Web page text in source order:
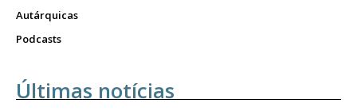
Autárquicas
Podcasts
Últimas notícias